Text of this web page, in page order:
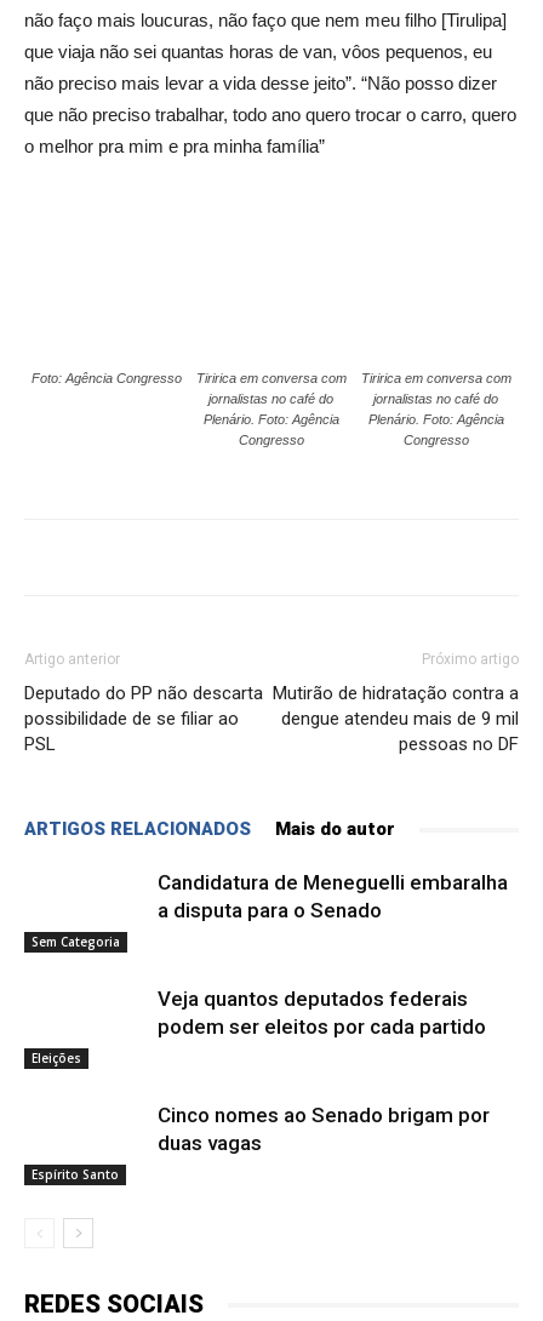
não faço mais loucuras, não faço que nem meu filho [Tirulipa]
que viaja não sei quantas horas de van, vôos pequenos, eu
não preciso mais levar a vida desse jeito”. “Não posso dizer
que não preciso trabalhar, todo ano quero trocar o carro, quero
o melhor pra mim e pra minha família”
Foto: Agência Congresso
Tiririca em conversa com
jornalistas no café do
Plenário. Foto: Agência
Congresso
Tiririca em conversa com
jornalistas no café do
Plenário. Foto: Agência
Congresso
Artigo anterior
Deputado do PP não descarta
possibilidade de se filiar ao
PSL
Próximo artigo
Mutirão de hidratação contra a
dengue atendeu mais de 9 mil
pessoas no DF
ARTIGOS RELACIONADOS Mais do autor
Sem Categoria
Candidatura de Meneguelli embaralha
a disputa para o Senado
Eleições
Veja quantos deputados federais
podem ser eleitos por cada partido
Espírito Santo
Cinco nomes ao Senado brigam por
duas vagas
REDES SOCIAIS